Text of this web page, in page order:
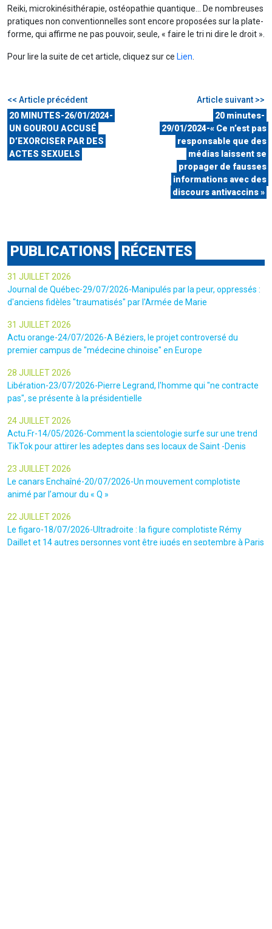
Reiki, microkinésithérapie, ostéopathie quantique… De nombreuses
pratiques non conventionnelles sont encore proposées sur la plate-
forme, qui affirme ne pas pouvoir, seule, « faire le tri ni dire le droit ».
Pour lire la suite de cet article, cliquez sur ce Lien.
<< Article précédent
20 MINUTES-26/01/2024-
UN GOUROU ACCUSÉ
D’EXORCISER PAR DES
ACTES SEXUELS
Article suivant >>
20 minutes-
29/01/2024-« Ce n’est pas
responsable que des
médias laissent se
propager de fausses
informations avec des
discours antivaccins »
PUBLICATIONS RÉCENTES
31 JUILLET 2026
Journal de Québec-29/07/2026-Manipulés par la peur, oppressés :
d'anciens fidèles "traumatisés" par l'Armée de Marie
31 JUILLET 2026
Actu orange-24/07/2026-A Béziers, le projet controversé du
premier campus de "médecine chinoise" en Europe
28 JUILLET 2026
Libération-23/07/2026-Pierre Legrand, l'homme qui "ne contracte
pas", se présente à la présidentielle
24 JUILLET 2026
Actu.Fr-14/05/2026-Comment la scientologie surfe sur une trend
TikTok pour attirer les adeptes dans ses locaux de Saint -Denis
23 JUILLET 2026
Le canars Enchaîné-20/07/2026-Un mouvement complotiste
animé par l’amour du « Q »
22 JUILLET 2026
Le figaro-18/07/2026-Ultradroite : la figure complotiste Rémy
Daillet et 14 autres personnes vont être jugés en septembre à Paris